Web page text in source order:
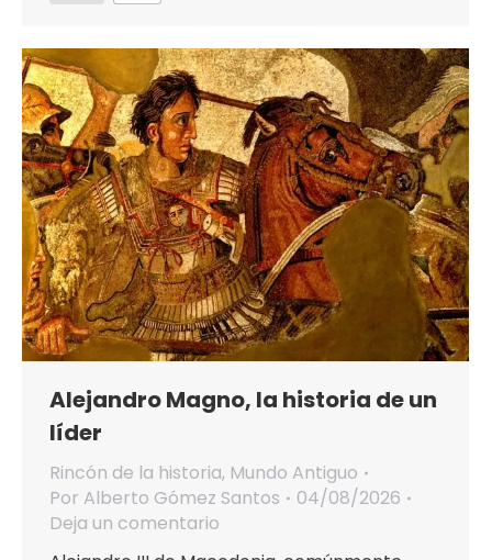
Alejandro Magno, la historia de un
líder
Rincón de la historia, Mundo Antiguo
Por Alberto Gómez Santos
04/08/2026
Deja un comentario